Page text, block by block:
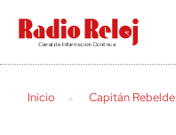
cerrar
Inicio Capitán Rebelde